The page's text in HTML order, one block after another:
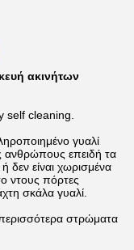
ακινήτων
self cleaning.
γυαλί
ανθρώπους επειδή τα
δεν είναι χωρισμένα
ντους πόρτες
σκάλα γυαλί.
στρώματα